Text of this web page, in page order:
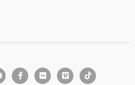
facebook-fflickr vimeo tiktok